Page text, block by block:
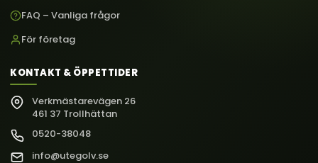
FAQ – Vanliga frågor
För företag
KONTAKT & ÖPPETTIDER
Verkmästarevägen 26
461 37 Trollhättan
0520-38048
info@utegolv.se